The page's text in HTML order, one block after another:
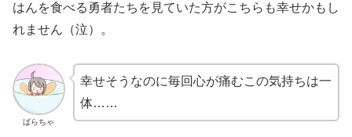
はんを食べる勇者たちを見ていた方がこちらも幸せかもし
れません（泣）。
ばらちゃ
幸せそうなのに毎回心が痛むこの気持ちは一
体……